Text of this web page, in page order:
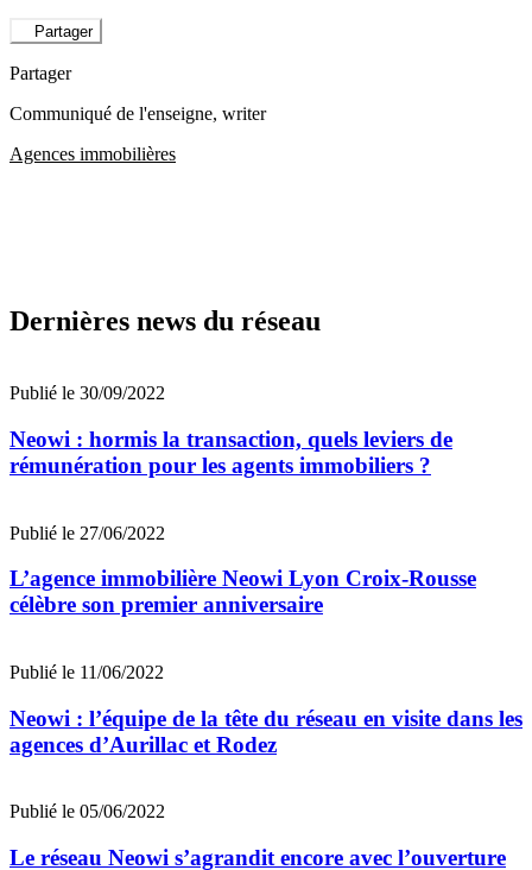
Partager
Partager
Communiqué de l'enseigne, writer
Agences immobilières
Dernières news du réseau
Publié le 30/09/2022
Neowi : hormis la transaction, quels leviers de
rémunération pour les agents immobiliers ?
Publié le 27/06/2022
L’agence immobilière Neowi Lyon Croix-Rousse
célèbre son premier anniversaire
Publié le 11/06/2022
Neowi : l’équipe de la tête du réseau en visite dans les
agences d’Aurillac et Rodez
Publié le 05/06/2022
Le réseau Neowi s’agrandit encore avec l’ouverture